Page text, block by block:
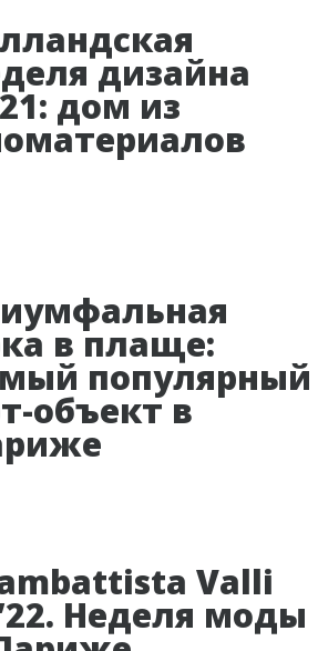
дизайна
дом из
в плаще:
популярный
объект в
Valli
Неделя моды